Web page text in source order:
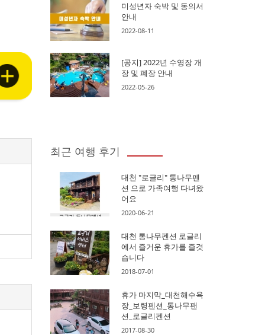
미성년자 숙박 및 동의서
안내
2022-08-11
[공지] 2022년 수영장 개
장 및 폐장 안내
2022-05-26
최근 여행 후기
대천 "로글리" 통나무펜
션 으로 가족여행 다녀왔
어요
2020-06-21
대천 통나무펜션 로글리
에서 즐거운 휴가를 즐겻
습니다
2018-07-01
휴가 마지막_대천해수욕
장_보령펜션_통나무팬
션_로글리펜션
2017-08-30